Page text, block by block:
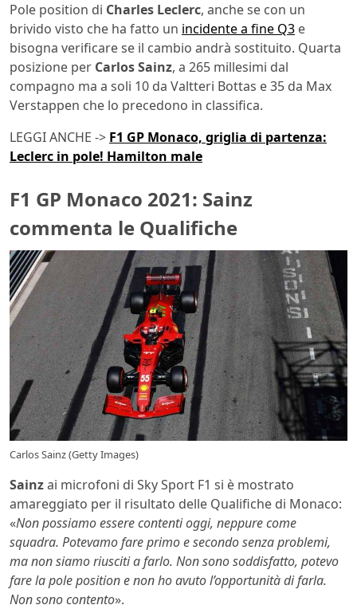
Pole position di Charles Leclerc, anche se con un
brivido visto che ha fatto un incidente a fine Q3 e
bisogna verificare se il cambio andrà sostituito. Quarta
posizione per Carlos Sainz, a 265 millesimi dal
compagno ma a soli 10 da Valtteri Bottas e 35 da Max
Verstappen che lo precedono in classifica.
LEGGI ANCHE -> F1 GP Monaco, griglia di partenza:
Leclerc in pole! Hamilton male
F1 GP Monaco 2021: Sainz
commenta le Qualifiche
Carlos Sainz (Getty Images)
Sainzai microfoni di Sky Sport F1 si è mostrato
amareggiato per il risultato delle Qualifiche di Monaco:
«Non possiamo essere contenti oggi, neppure come
squadra. Potevamo fare primo e secondo senza problemi,
ma non siamo riusciti a farlo. Non sono soddisfatto, potevo
fare la pole position e non ho avuto l’opportunità di farla.
Non sono contento».